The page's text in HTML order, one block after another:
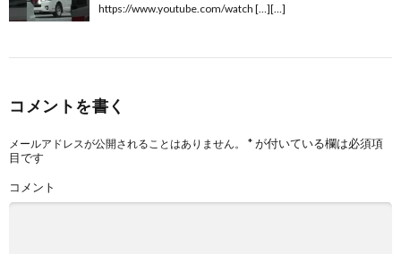
https://www.youtube.com/watch […][…]
コメントを書く
メールアドレスが公開されることはありません。 *が付いている欄は必須項
目です
コメント